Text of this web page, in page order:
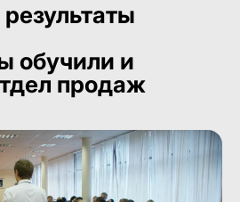
обучили и
продаж